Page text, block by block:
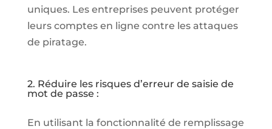
uniques. Les entreprises peuvent protéger
leurs comptes en ligne contre les attaques
de piratage.
2. Réduire les risques d’erreur de saisie de
mot de passe :
En utilisant la fonctionnalité de remplissage